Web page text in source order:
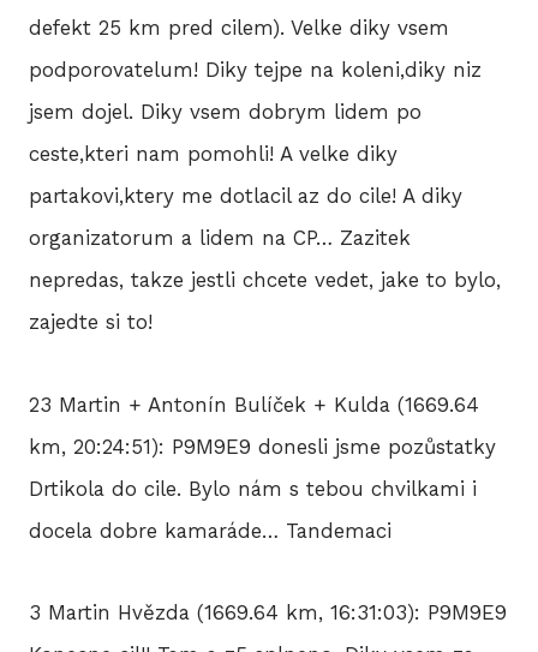
defekt 25 km pred cilem). Velke diky vsem
podporovatelum! Diky tejpe na koleni,diky niz
jsem dojel. Diky vsem dobrym lidem po
ceste,kteri nam pomohli! A velke diky
partakovi,ktery me dotlacil az do cile! A diky
organizatorum a lidem na CP… Zazitek
nepredas, takze jestli chcete vedet, jake to bylo,
zajedte si to!
23 Martin + Antonín Bulíček + Kulda (1669.64
km, 20:24:51): P9M9E9 donesli jsme pozůstatky
Drtikola do cile. Bylo nám s tebou chvilkami i
docela dobre kamaráde… Tandemaci
3 Martin Hvězda (1669.64 km, 16:31:03): P9M9E9